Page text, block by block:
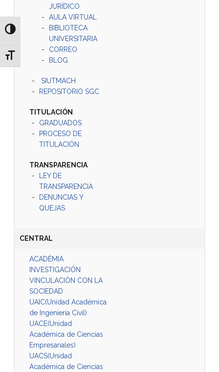
Alternar alto contraste
Alternar tamaño de letra
JURÍDICO
AULA VIRTUAL
BIBLIOTECA
UNIVERSITARIA
CORREO
BLOG
SIUTMACH
REPOSITORIO SGC
TITULACIÓN
GRADUADOS
PROCESO DE
TITULACIÓN
TRANSPARENCIA
LEY DE
TRANSPARENCIA
DENUNCIAS Y
QUEJAS
CENTRAL
ACADÉMIA
INVESTIGACIÓN
VINCULACIÓN CON LA
SOCIEDAD
UAIC(Unidad Académica
de Ingeniería Civil)
UACE(Unidad
Académica de Ciencias
Empresariales)
UACS(Unidad
Académica de Ciencias